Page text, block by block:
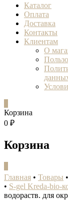
Каталог
Оплата
Доставка
Контакты
Клиентам
О
Корзина
0 ₽
Корзина
Главная • Товары •
• S-gel Kreda-bio-
водораств. для